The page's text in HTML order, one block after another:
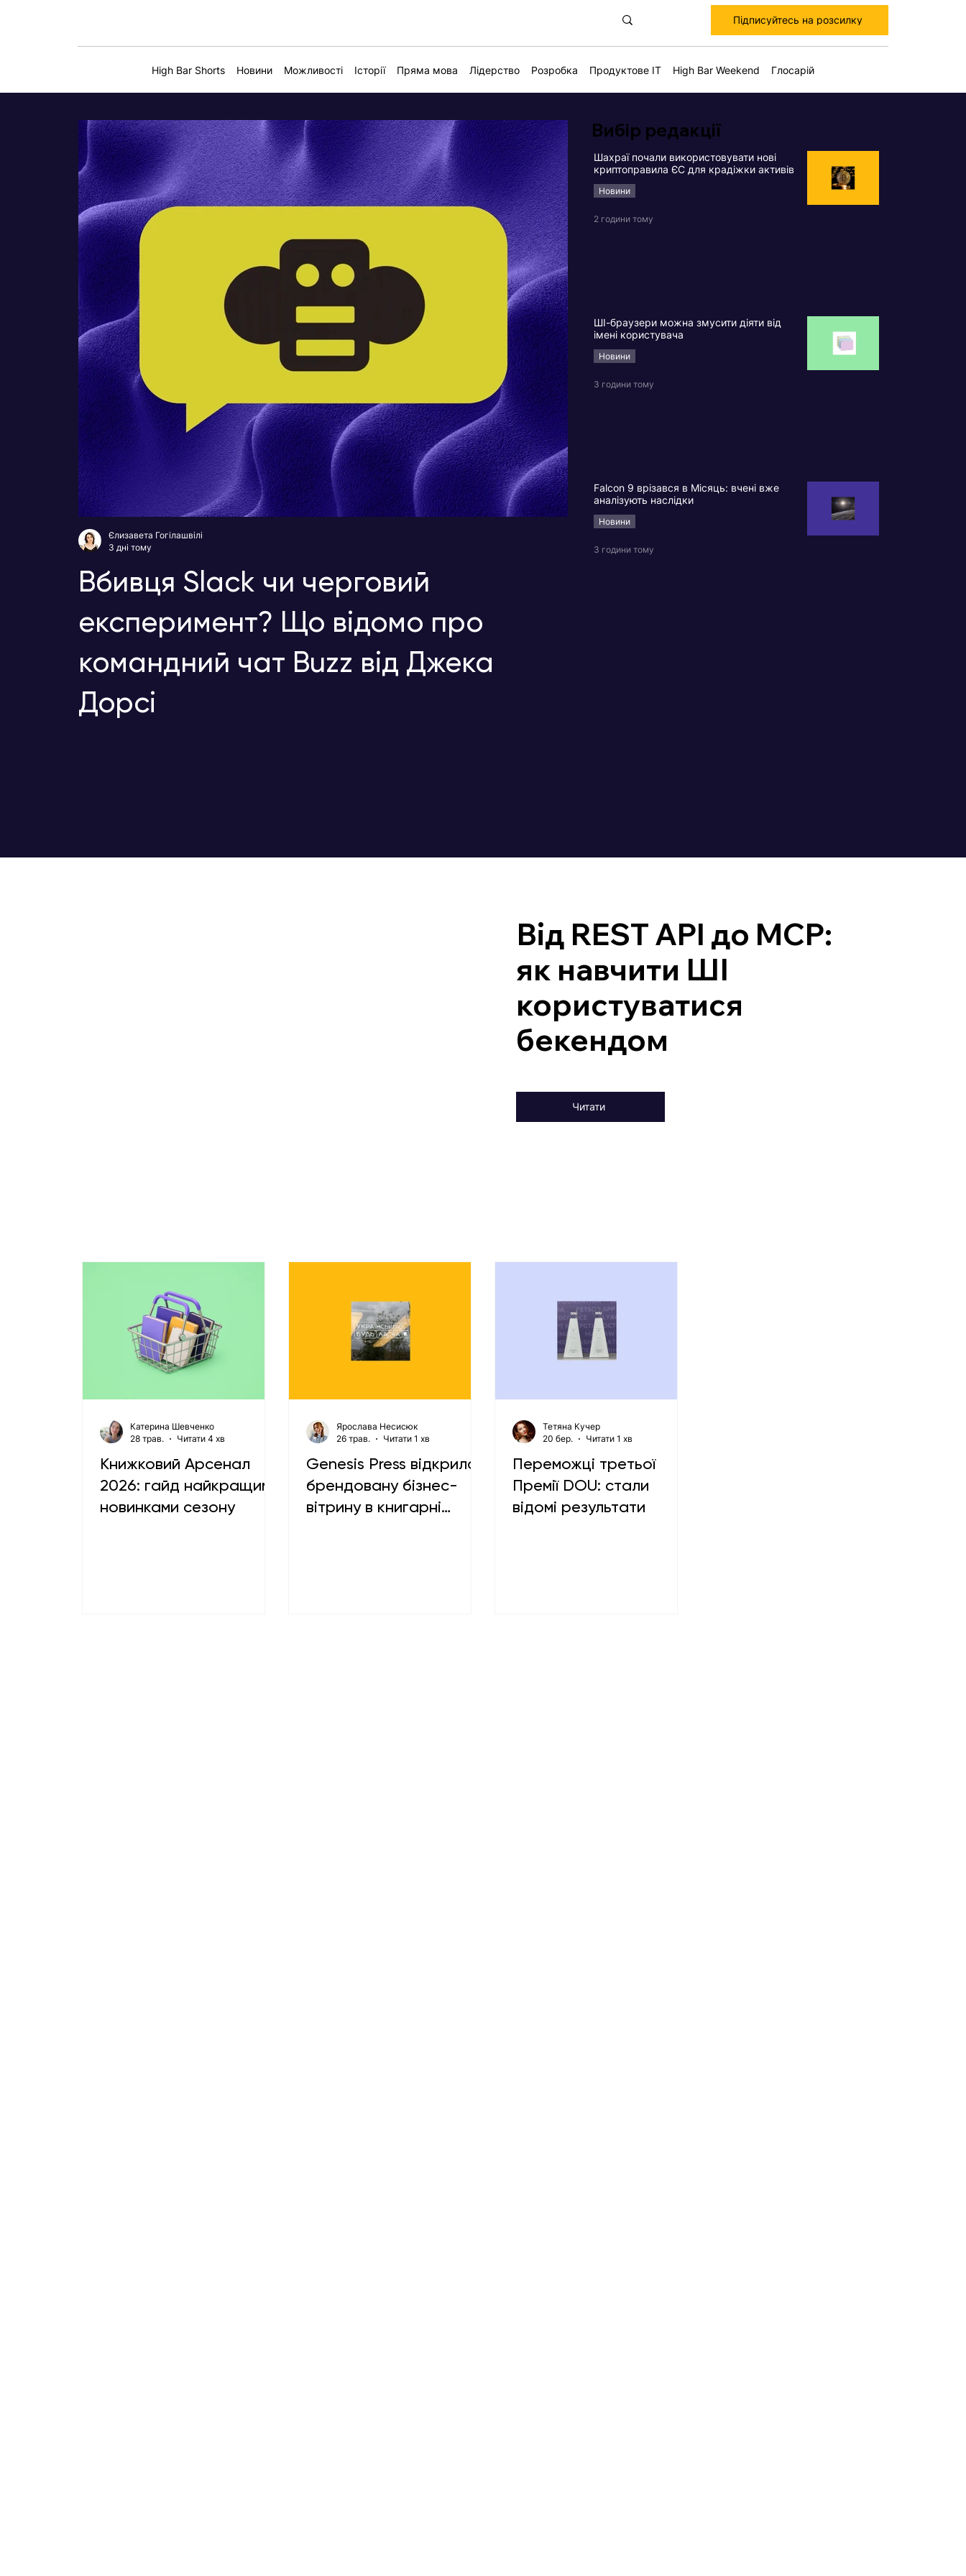
Підписуйтесь на розсилку
High Bar Shorts Новини Можливості Історії Пряма мова Лідерство Розробка Продуктове IT High Bar Weekend Глосарій
Від REST API до MCP:
як навчити ШІ
користуватися
бекендом
Читати
Книжковий Арсенал
2026: гайд найкращими
новинками сезону
Катерина Шевченко
28 трав.
Читати 4 хв
Genesis Press відкрила
брендовану бізнес-
вітрину в книгарні
Ярослава Несисюк
26 трав.
Читати 1 хв
Переможці третьої
Премії DOU: стали
відомі результати
Тетяна Кучер
20 бер.
Читати 1 хв
Вбивця Slack чи черговий
експеримент? Що відомо про
командний чат Buzz від Джека
Дорсі
Єлизавета Гогілашвілі
3 дні тому
Вибір редакції
Шахраї почали використовувати нові
криптоправила ЄС для крадіжки активів
Новини
2 години тому
ШІ-браузери можна змусити діяти від
імені користувача
Новини
3 години тому
Falcon 9 врізався в Місяць: вчені вже
аналізують наслідки
Новини
3 години тому